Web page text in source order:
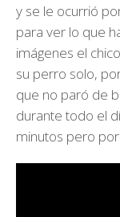
y se le ocurrió
para ver lo que
imágenes el
su perro solo,
que no paró de
durante todo el
minutos pero